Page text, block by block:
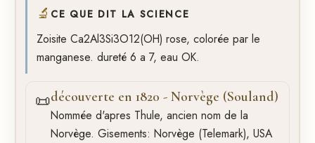
🔬 CE QUE DIT LA SCIENCE
Zoisite Ca2Al3Si3O12(OH) rose, colorée par le
manganese. dureté 6 a 7, eau OK.
📜découverte en 1820 - Norvège (Souland)
Nommée d'apres Thule, ancien nom de la
Norvège. Gisements: Norvège (Telemark), USA